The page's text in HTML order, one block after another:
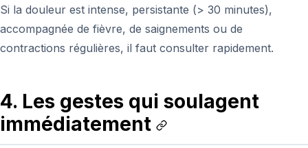
Si la douleur est intense, persistante (> 30 minutes),
accompagnée de fièvre, de saignements ou de
contractions régulières, il faut consulter rapidement.
4. Les gestes qui soulagent
immédiatement